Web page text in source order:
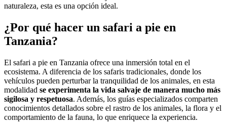
naturaleza, esta es una opción ideal.
¿Por qué hacer un safari a pie en
Tanzania?
El safari a pie en Tanzania ofrece una inmersión total en el
ecosistema. A diferencia de los safaris tradicionales, donde los
vehículos pueden perturbar la tranquilidad de los animales, en esta
modalidad se experimenta la vida salvaje de manera mucho más
sigilosa y respetuosa. Además, los guías especializados comparten
conocimientos detallados sobre el rastro de los animales, la flora y el
comportamiento de la fauna, lo que enriquece la experiencia.